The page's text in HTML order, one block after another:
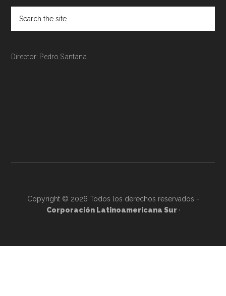
Director: Pedro Santana
Copyright © 2026 Todos los derechos reservados -
Corporación Latinoamericana Sur ·